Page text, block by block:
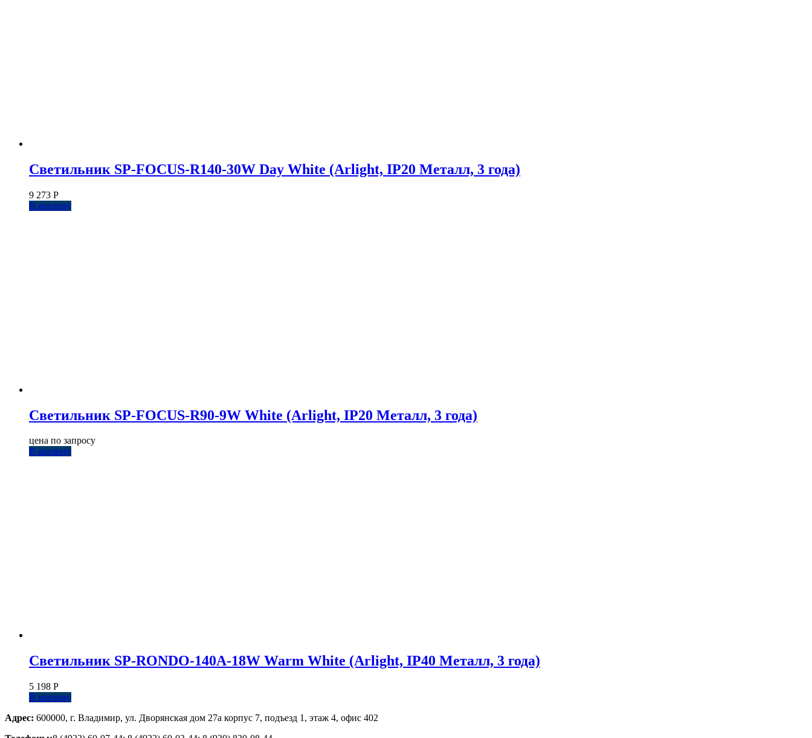
Светильник SP-FOCUS-R140-30W Day White (Arlight, IP20 Металл, 3 года)
9 273 Р
В корзину
Светильник SP-FOCUS-R90-9W White (Arlight, IP20 Металл, 3 года)
цена по запросу
В корзину
Светильник SP-RONDO-140A-18W Warm White (Arlight, IP40 Металл, 3 года)
5 198 Р
В корзину
Адрес: 600000, г. Владимир, ул. Дворянская дом 27а корпус 7, подъезд 1, этаж 4, офис 402